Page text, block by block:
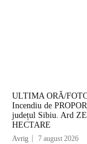
ULTIMA ORĂ/
Incendiu de
județul Sibiu. Ard
HECTARE
Avrig 7 august 2026